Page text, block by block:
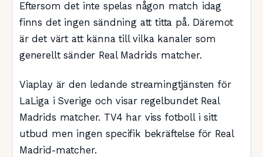
Eftersom det inte spelas någon match idag
finns det ingen sändning att titta på. Däremot
är det värt att känna till vilka kanaler som
generellt sänder Real Madrids matcher.
Viaplay är den ledande streamingtjänsten för
LaLiga i Sverige och visar regelbundet Real
Madrids matcher. TV4 har viss fotboll i sitt
utbud men ingen specifik bekräftelse för Real
Madrid-matcher.